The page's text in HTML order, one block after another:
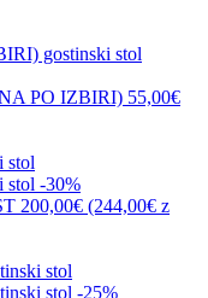
PO IZBIRI) 55,00€
-30%
200,00€ (244,00€ z
-25%